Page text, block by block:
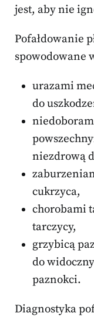
jest, aby nie
Pofałdowanie
spowodowane
urazami
do
niezdrową
cukrzyca,
chorobami
tarczycy,
grzybicą
do
paznokci.
Diagnostyka